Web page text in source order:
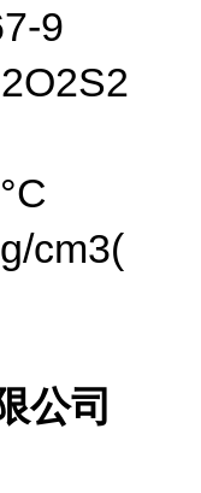
9
cm3(
公司